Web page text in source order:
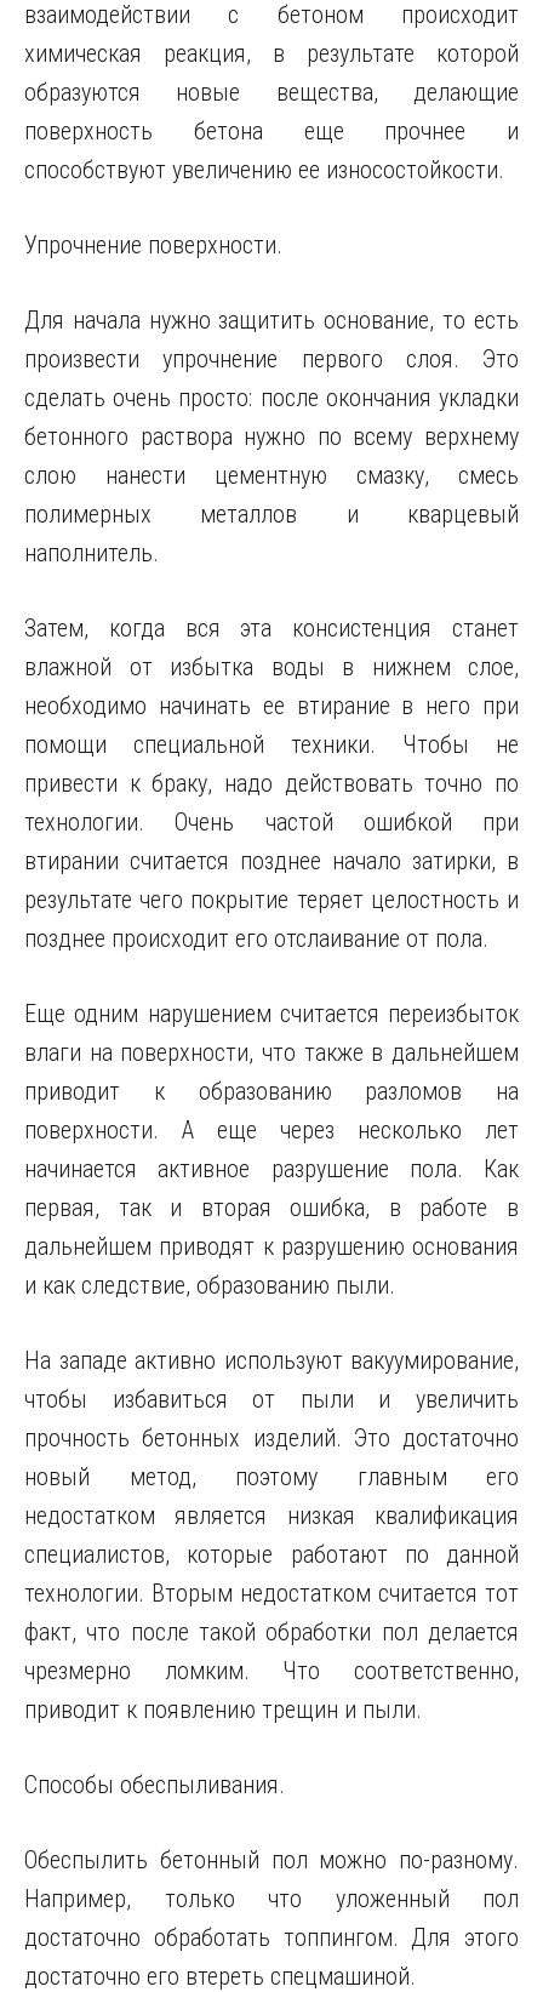
взаимодействии с бетоном происходит
химическая реакция, в результате которой
образуются новые вещества, делающие
поверхность бетона еще прочнее и
способствуют увеличению ее износостойкости.
Упрочнение поверхности.
Для начала нужно защитить основание, то есть
произвести упрочнение первого слоя. Это
сделать очень просто: после окончания укладки
бетонного раствора нужно по всему верхнему
слою нанести цементную смазку, смесь
полимерных металлов и кварцевый
наполнитель.
Затем, когда вся эта консистенция станет
влажной от избытка воды в нижнем слое,
необходимо начинать ее втирание в него при
помощи специальной техники. Чтобы не
привести к браку, надо действовать точно по
технологии. Очень частой ошибкой при
втирании считается позднее начало затирки, в
результате чего покрытие теряет целостность и
позднее происходит его отслаивание от пола.
Еще одним нарушением считается переизбыток
влаги на поверхности, что также в дальнейшем
приводит к образованию разломов на
поверхности. А еще через несколько лет
начинается активное разрушение пола. Как
первая, так и вторая ошибка, в работе в
дальнейшем приводят к разрушению основания
и как следствие, образованию пыли.
На западе активно используют вакуумирование,
чтобы избавиться от пыли и увеличить
прочность бетонных изделий. Это достаточно
новый метод, поэтому главным его
недостатком является низкая квалификация
специалистов, которые работают по данной
технологии. Вторым недостатком считается тот
факт, что после такой обработки пол делается
чрезмерно ломким. Что соответственно,
приводит к появлению трещин и пыли.
Способы обеспыливания.
Обеспылить бетонный пол можно по-разному.
Например, только что уложенный пол
достаточно обработать топпингом. Для этого
достаточно его втереть спецмашиной.